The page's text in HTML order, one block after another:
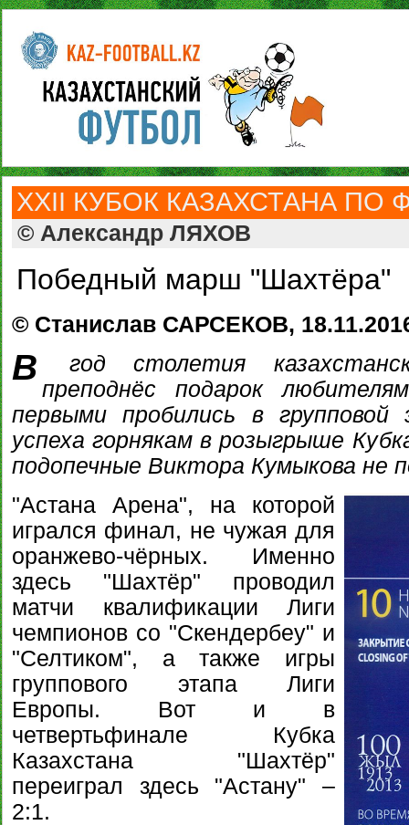
ХХII КУБОК КАЗАХСТАНА ПО
© Александр ЛЯХОВ
Победный марш "Шахтёра"
© Станислав САРСЕКОВ,
В
год столетия
преподнёс подарок
первыми пробились в
успеха горнякам в розыгрыше
подопечные Виктора Кумыкова не
"Астана Арена", на которой
игрался финал, не чужая для
оранжево-чёрных. Именно
здесь "Шахтёр" проводил
матчи квалификации Лиги
чемпионов со "Скендербеу" и
"Селтиком", а также игры
группового этапа Лиги
Европы. Вот и в
четвертьфинале Кубка
Казахстана "Шахтёр"
переиграл здесь "Астану" –
2:1.